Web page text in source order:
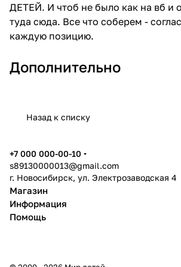
ДЕТЕЙ. И чтоб не было как на вб и
туда сюда. Все что соберем -
каждую позицию.
Дополнительно
Назад к списку
+7 000 000-00-10
s89130000013@gmail.com
г. Новосибирск, ул. Электрозаводская 4
Магазин
Информация
Помощь